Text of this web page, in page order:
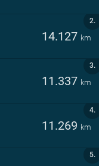
2.
14.127 km
3.
11.337 km
4.
11.269 km
5.